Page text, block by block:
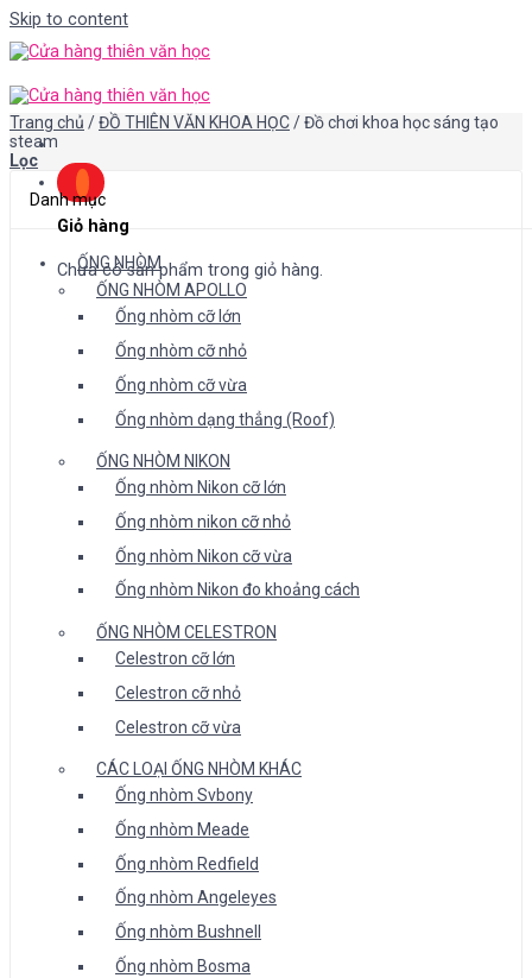
Skip to content
Giỏ hàng
Chưa có sản phẩm trong giỏ hàng.
Trang chủ /ĐỒ THIÊN VĂN KHOA HỌC/Đồ chơi khoa học sáng tạo
steam
Lọc
Danh mục
ỐNG NHÒM
ỐNG NHÒM APOLLO
Ống nhòm cỡ lớn
Ống nhòm cỡ nhỏ
Ống nhòm cỡ vừa
Ống nhòm dạng thẳng (Roof)
ỐNG NHÒM NIKON
Ống nhòm Nikon cỡ lớn
Ống nhòm nikon cỡ nhỏ
Ống nhòm Nikon cỡ vừa
Ống nhòm Nikon đo khoảng cách
ỐNG NHÒM CELESTRON
Celestron cỡ lớn
Celestron cỡ nhỏ
Celestron cỡ vừa
CÁC LOẠI ỐNG NHÒM KHÁC
Ống nhòm Svbony
Ống nhòm Meade
Ống nhòm Redfield
Ống nhòm Angeleyes
Ống nhòm Bushnell
Ống nhòm Bosma